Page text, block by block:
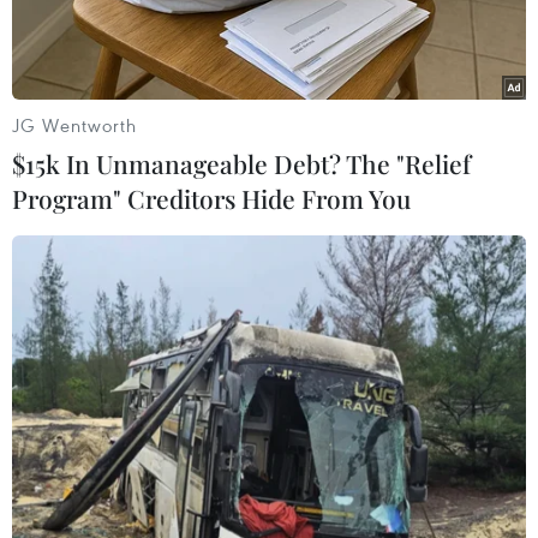
Khách hàng lựa chọn mua sắm hàng hóa tại Siêu thị ở Hà Nội.
(Ảnh: Trần Việt/TTXVN)
Chính phủ ban hành Nghị quyết số 31/NQ-CP
ngày 3/3/2026 về việc công bố các Nghị định của
Chính phủ quy định chi tiết và hướng dẫn thi
hành Luật Giá số 16/2023/QH15 tiếp tục có hiệu
JG Wentworth
$15k In Unmanageable Debt? The "Relief
Program" Creditors Hide From You